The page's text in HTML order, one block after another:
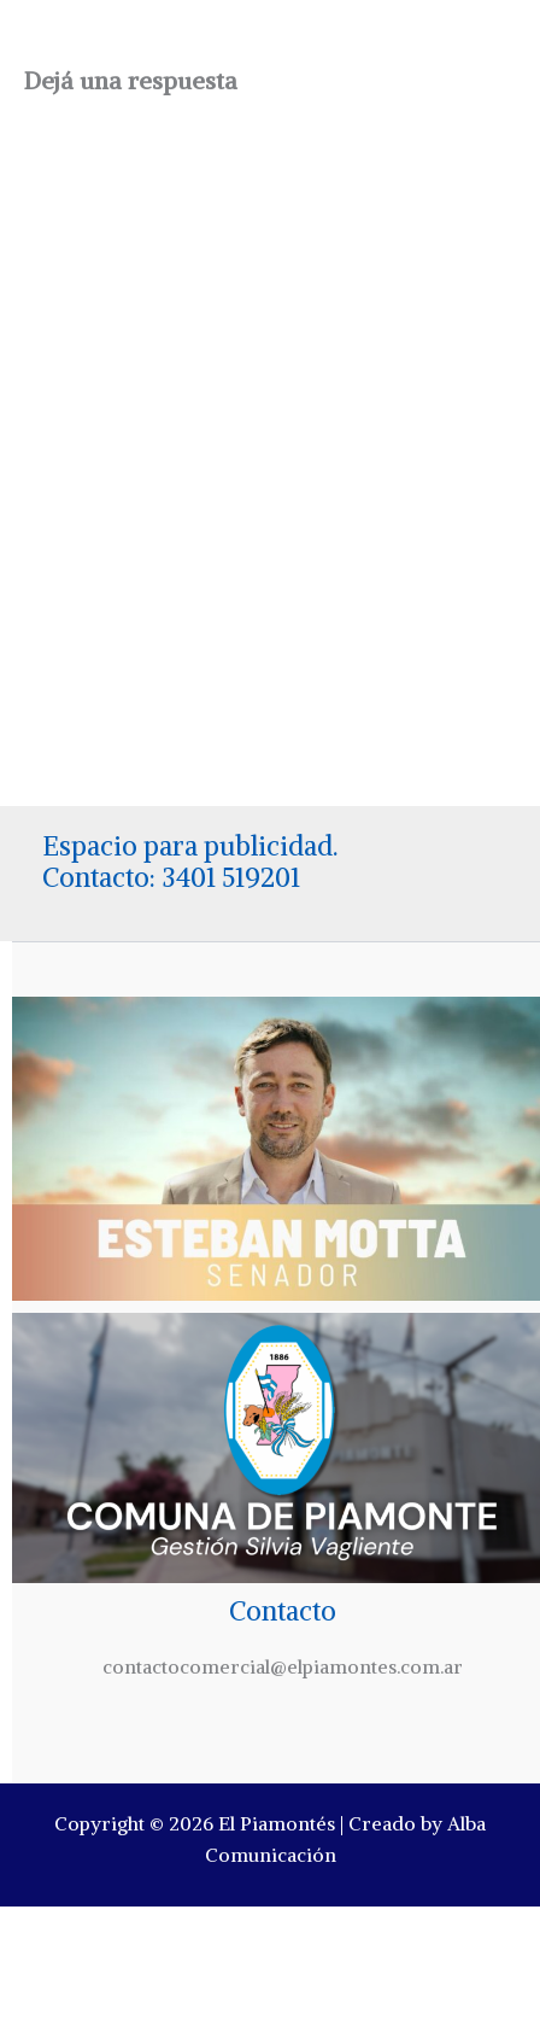
Dejá una respuesta
Espacio para publicidad.
Contacto: 3401 519201
Contacto
contactocomercial@elpiamontes.com.ar
Copyright © 2026 El Piamontés | Creado by Alba
Comunicación